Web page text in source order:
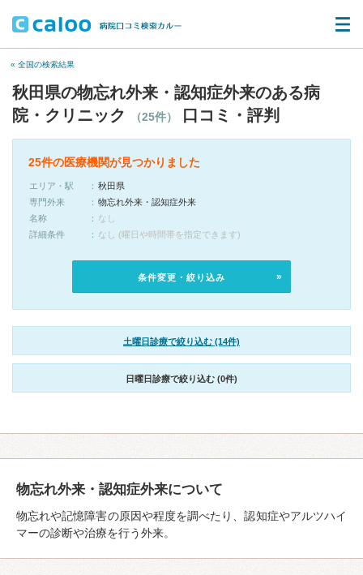
« 全国の検索結果
秋田県の物忘れ外来・認知症外来のある病
院・クリニック
（25件） 口コミ・評判
25件の医療機関が見つかりました
エリア・駅
秋田県
専門外来
物忘れ外来・認知症外来
名称
なし
詳細条件
なし (曜日や時間帯を指定できます)
条件変更・絞り込み
土曜日診療で絞り込む (14件)
日曜日診療で絞り込む (0件)
物忘れ外来・認知症外来について
物忘れや記憶障害の原因や程度を調べたり、認知症やアルツハイ
マーの診断や治療を行う外来。